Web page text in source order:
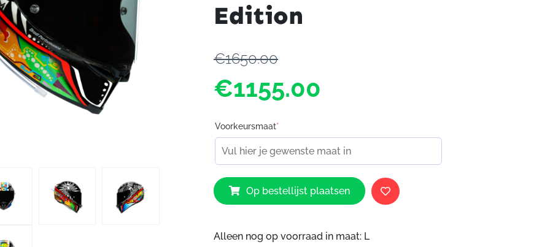
Edition
€1650.00
€1155.00
Voorkeursmaat*
AGV
Pista
GP
Rossi
Op bestellijst plaatsen
Alleen nog op voorraad in maat: L